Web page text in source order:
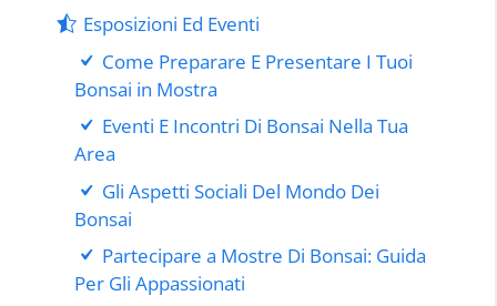
Esposizioni Ed Eventi
Come Preparare E Presentare I Tuoi
Bonsai in Mostra
Eventi E Incontri Di Bonsai Nella Tua
Area
Gli Aspetti Sociali Del Mondo Dei
Bonsai
Partecipare a Mostre Di Bonsai: Guida
Per Gli Appassionati